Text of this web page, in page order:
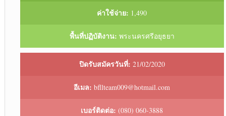
ค่าใช้จ่าย: 1,490
พื้นที่ปฏิบัติงาน: พระนครศรีอยุธยา
ปิดรับสมัครวันที่: 21/02/2020
อีเมล: bfllteam009@hotmail.com
เบอร์ติดต่อ: (080) 060-3888